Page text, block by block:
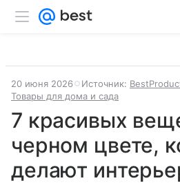
20 июня 2026 Источник:
Товары для дома и сада
7 красивых
черном цвете,
делают